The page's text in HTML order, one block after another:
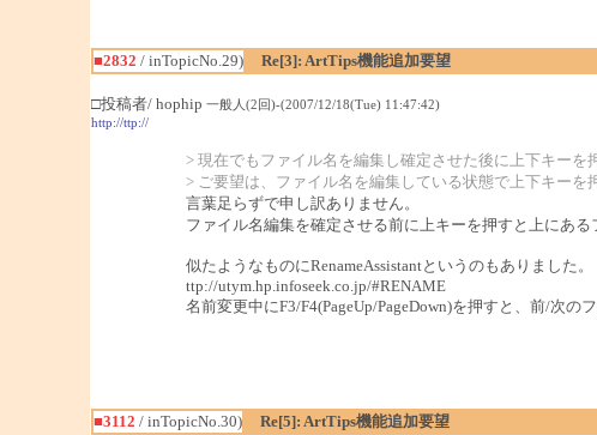
■2832 / inTopicNo.29)
Re[3]: ArtTips機能追加要望
□投稿者/ hophip 一般人(2回)-(2007/12/18(Tue) 11:47:42)
http://ttp://
> 現在でもファイル名を編集し確定させた後に上下キーを
> ご要望は、ファイル名を編集している状態で上下キー
言葉足らずで申し訳ありません。
ファイル名編集を確定させる前に上キーを押すと上にあ
似たようなものにRenameAssistantというのもありました。
ttp://utym.hp.infoseek.co.jp/#RENAME
名前変更中にF3/F4(PageUp/PageDown)を押すと、前/次の
■3112 / inTopicNo.30)
Re[5]: ArtTips機能追加要望